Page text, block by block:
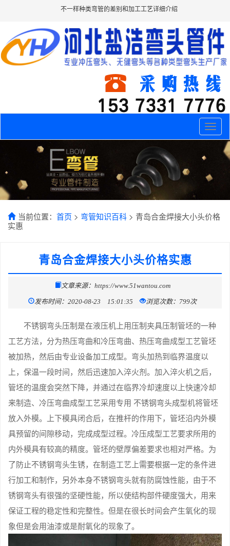
不一样种类弯管的差别和加工工艺详细介绍
Toggle
当前位置： 首页 > 弯管知识百科 > 青岛合金焊接大小头价格
实惠
青岛合金焊接大小头价格实惠
文章来源：https://www.51wantou.com
发布时间：2020-08-23 15:01:35 浏览次数：799次
不锈钢弯头压制是在液压机上用压制夹具压制管坯的一种
工艺方法，分为热压弯曲和冷压弯曲、热压弯曲成型工艺管坯
被加热，然后由专业设备加工成型。弯头加热到临界温度以
上，保温一段时间，然后迅速加入淬火剂。加入淬火机之后，
管坯的温度会突然下降，并通过在临界冷却速度以上快速冷却
来制造、冷压弯曲成型工艺采用专用 不锈钢弯头成型机将管坯
放入外模。上下模具闭合后，在推杆的作用下，管坯沿内外模
具预留的间隙移动，完成成型过程。冷压成型工艺要求所用的
内外模具有较高的精度。管坯的壁厚偏差要求也相对严格。为
了防止不锈钢弯头生锈，在制造工艺上需要根据一定的条件进
行加工和制作，另外本身不锈钢弯头就有防腐蚀性能，由于不
锈钢弯头有很强的坚硬性能，所以使结构部件硬度强大，用来
保证工程的稳定性和完整性。但是在很长时间会产生氧化的现
象但是会用油漆或是耐氧化的现象了。